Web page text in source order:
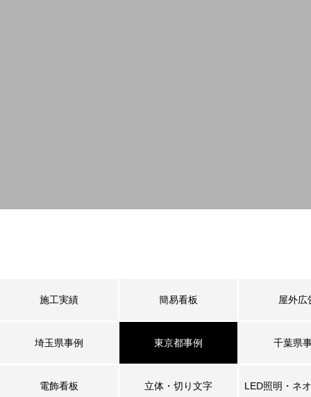
施工実績 簡易看板 屋外広
埼玉県事例 東京都事例 千葉県
電飾看板 立体・切り文字 LED照明・ネ